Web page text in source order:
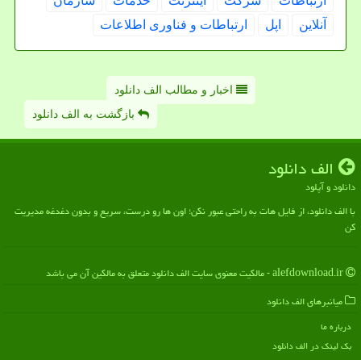
آنلاین
اپل ارتباطات و فناوری اطلاعات
اخبار و مطالب الف دانلود
بازگشت به الف دانلود
الف دانلود
دانلود و آپلود
با الف دانلود، از فایل هات به راحتی عبور نکن؛ اون ها رو درست، سریع و بدون دغدغه مدیریت
کن
میانبرهای الف دانلود
درباره ما
بک لینک در الف دانلود